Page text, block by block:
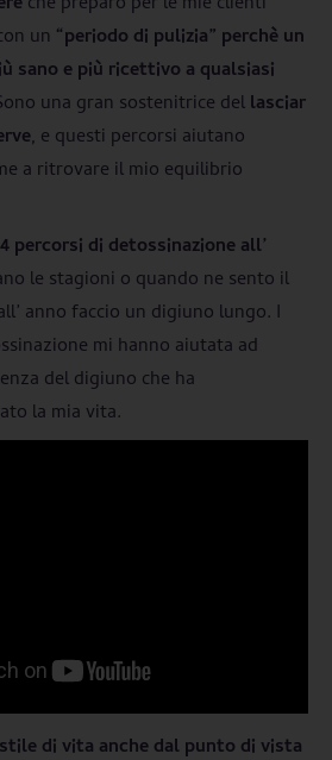
un “periodo di pulizia” perchè un
sano e più ricettivo a qualsiasi
una gran sostenitrice dellasciar
, e questi percorsi aiutano
a ritrovare il mio equilibrio
4 percorsi di detossinazione all’
le stagioni o quando ne sento il
anno faccio un digiuno lungo. I
mi hanno aiutata ad
del digiuno che ha
la mia vita.
di vita anche dal punto di vista